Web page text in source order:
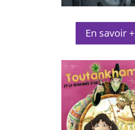
En savoir +